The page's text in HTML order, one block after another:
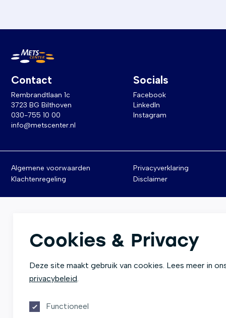
Cookies & Privacy
Deze site maakt gebruik van cookies. Lees meer in
privacybeleid.
Functioneel
Contact
Rembrandtlaan 1c
3723 BG Bilthoven
030-755 10 00
info@metscenter.nl
Socials
Facebook
LinkedIn
Instagram
Algemene voorwaarden
Privacyverklaring
Klachtenregeling
Disclaimer